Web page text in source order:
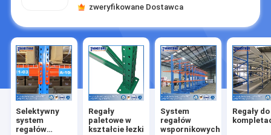
zweryfikowane Dostawca
Selektywny
system
regałów
Regały
paletowe w
kształcie łezki
System
regałów
wspornikowych
Regały do